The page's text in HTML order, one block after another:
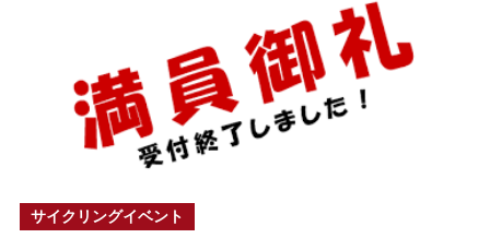
サイクリングイベント